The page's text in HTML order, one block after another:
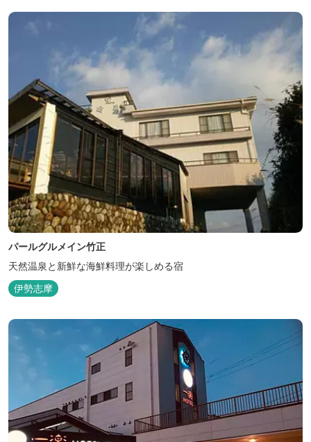
パールグルメイン竹正
天然温泉と新鮮な海鮮料理が楽しめる宿
伊勢志摩